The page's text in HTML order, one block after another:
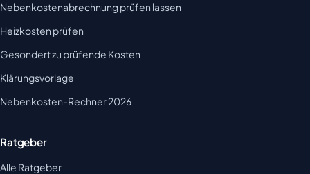
Nebenkostenabrechnung prüfen lassen
Heizkosten prüfen
Gesondert zu prüfende Kosten
Klärungsvorlage
Nebenkosten-Rechner 2026
Ratgeber
Alle Ratgeber